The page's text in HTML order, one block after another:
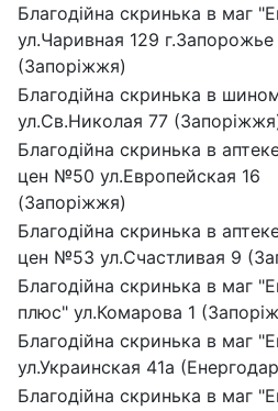
Благодійна скринька в маг
ул.Чаривная 129 г.Запорожье
(Запоріжжя)
Благодійна скринька в
ул.Св.Николая 77
Благодійна скринька в
цен №50 ул.Европейская 16
(Запоріжжя)
Благодійна скринька в
цен №53 ул.Счастливая 9
Благодійна скринька в маг
плюс" ул.Комарова 1
Благодійна скринька в маг
ул.Украинская 41а
Благодійна скринька в маг